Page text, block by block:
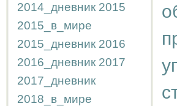
2014_дневник 2015
2015_в_мире
2015_дневник 2016
2016_дневник 2017
2017_дневник
2018_в_мире